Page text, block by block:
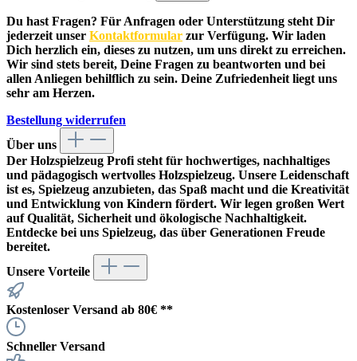
Du hast Fragen? Für Anfragen oder Unterstützung steht Dir
jederzeit unser Kontaktformular zur Verfügung. Wir laden
Dich herzlich ein, dieses zu nutzen, um uns direkt zu erreichen.
Wir sind stets bereit, Deine Fragen zu beantworten und bei
allen Anliegen behilflich zu sein. Deine Zufriedenheit liegt uns
sehr am Herzen.
Bestellung widerrufen
Über uns
Der Holzspielzeug Profi steht für hochwertiges, nachhaltiges
und pädagogisch wertvolles Holzspielzeug. Unsere Leidenschaft
ist es, Spielzeug anzubieten, das Spaß macht und die Kreativität
und Entwicklung von Kindern fördert. Wir legen großen Wert
auf Qualität, Sicherheit und ökologische Nachhaltigkeit.
Entdecke bei uns Spielzeug, das über Generationen Freude
bereitet.
Unsere Vorteile
Kostenloser Versand ab 80€ **
Schneller Versand